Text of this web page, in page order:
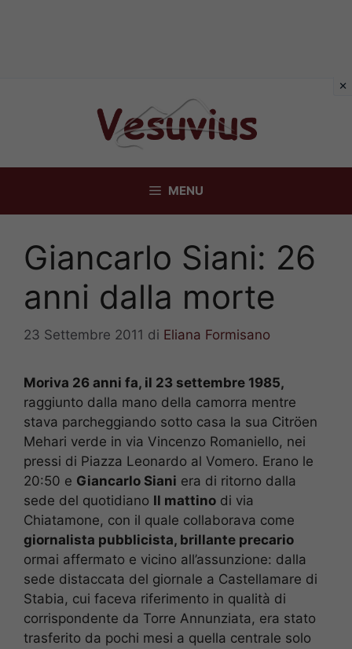
MENU
Giancarlo Siani: 26
anni dalla morte
23 Settembre 2011 di Eliana Formisano
Moriva 26 anni fa, il 23 settembre 1985,
raggiunto dalla mano della camorra mentre
stava parcheggiando sotto casa la sua Citröen
Mehari verde in via Vincenzo Romaniello, nei
pressi di Piazza Leonardo al Vomero. Erano le
20:50 e Giancarlo Siani era di ritorno dalla
sede del quotidiano Il mattino di via
Chiatamone, con il quale collaborava come
giornalista pubblicista, brillante precario
ormai affermato e vicino all’assunzione: dalla
sede distaccata del giornale a Castellamare di
Stabia, cui faceva riferimento in qualità di
corrispondente da Torre Annunziata, era stato
trasferito da pochi mesi a quella centrale solo